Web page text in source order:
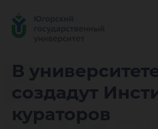
В
создадут
кураторов
В